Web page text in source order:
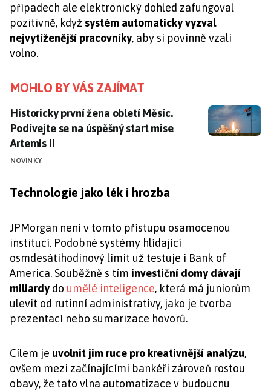
případech ale elektronický dohled zafungoval
pozitivně, když systém automaticky vyzval
nejvytíženější pracovníky, aby si povinně vzali
volno.
MOHLO BY VÁS ZAJÍMAT
Historicky první žena obletí Měsíc. Podívejte se na
Historicky první žena obletí Měsíc.
Podívejte se na úspěšný start mise
Artemis II
NOVINKY
Technologie jako lék i hrozba
JPMorgan není v tomto přístupu osamocenou
institucí. Podobné systémy hlídající
osmdesátihodinový limit už testuje i Bank of
America. Souběžně s tím investiční domy dávají
miliardy do umělé inteligence, která má juniorům
ulevit od rutinní administrativy, jako je tvorba
prezentací nebo sumarizace hovorů.
Cílem je uvolnit jim ruce pro kreativnější analýzu,
ovšem mezi začínajícími bankéři zároveň rostou
obavy, že tato vlna automatizace v budoucnu